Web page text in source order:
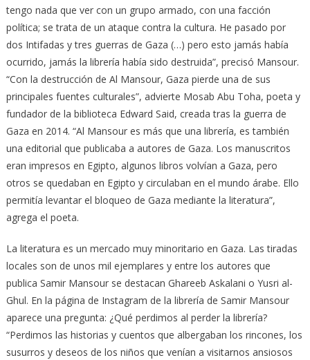
tengo nada que ver con un grupo armado, con una facción
política; se trata de un ataque contra la cultura. He pasado por
dos Intifadas y tres guerras de Gaza (…) pero esto jamás había
ocurrido, jamás la librería había sido destruida”, precisó Mansour.
“Con la destrucción de Al Mansour, Gaza pierde una de sus
principales fuentes culturales”, advierte Mosab Abu Toha, poeta y
fundador de la biblioteca Edward Said, creada tras la guerra de
Gaza en 2014. “Al Mansour es más que una librería, es también
una editorial que publicaba a autores de Gaza. Los manuscritos
eran impresos en Egipto, algunos libros volvían a Gaza, pero
otros se quedaban en Egipto y circulaban en el mundo árabe. Ello
permitía levantar el bloqueo de Gaza mediante la literatura”,
agrega el poeta.
La literatura es un mercado muy minoritario en Gaza. Las tiradas
locales son de unos mil ejemplares y entre los autores que
publica Samir Mansour se destacan Ghareeb Askalani o Yusri al-
Ghul. En la página de Instagram de la librería de Samir Mansour
aparece una pregunta: ¿Qué perdimos al perder la librería?
“Perdimos las historias y cuentos que albergaban los rincones, los
susurros y deseos de los niños que venían a visitarnos ansiosos